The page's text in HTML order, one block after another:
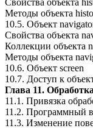
Методы объекта
10.5. Объект
Свойства объекта
Коллекции объекта
Методы объекта
10.6. Объект screen
10.7. Доступ к
Глава 11.
11.1. Привязка
11.2. Программный
11.3. Изменение